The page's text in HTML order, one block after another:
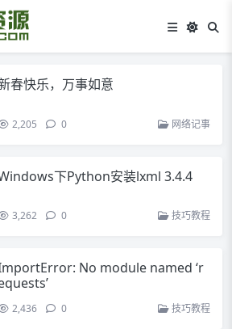
春快乐，万事如意
2,205 0 网络记事
下Python安装lxml 3.4.4
3,262 0 技巧教程
No module named ‘r
2,436 0 技巧教程